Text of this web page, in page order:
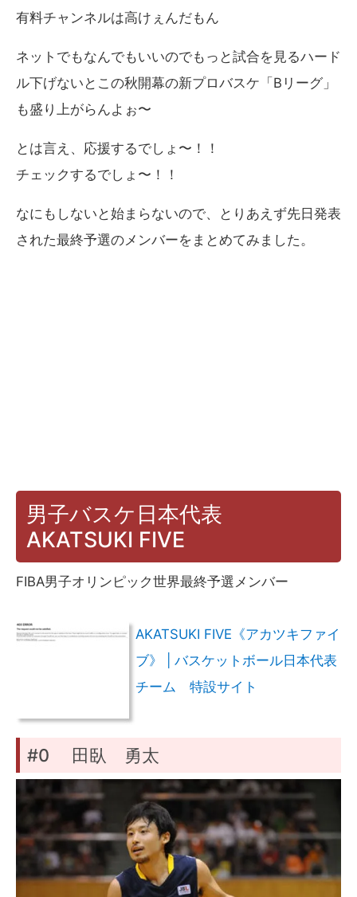
有料チャンネルは高けぇんだもん
ネットでもなんでもいいのでもっと試合を見るハード
ル下げないとこの秋開幕の新プロバスケ「Bリーグ」
も盛り上がらんよぉ〜
とは言え、応援するでしょ〜！！
チェックするでしょ〜！！
なにもしないと始まらないので、とりあえず先日発表
された最終予選のメンバーをまとめてみました。
男子バスケ日本代表
AKATSUKI FIVE
FIBA男子オリンピック世界最終予選メンバー
AKATSUKI FIVE《アカツキファイ
ブ》 | バスケットボール日本代表
チーム 特設サイト
#0 田臥 勇太